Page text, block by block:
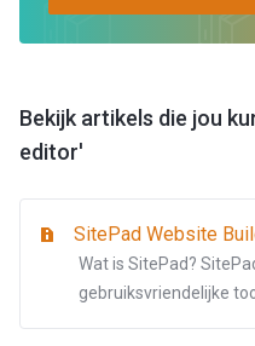
Bekijk artikels die jou
editor'
SitePad Website
Wat is SitePad?
gebruiksvriendelijke